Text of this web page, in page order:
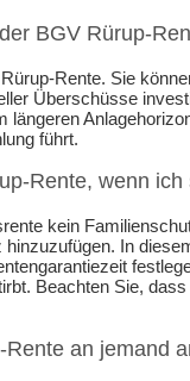
BGV Rürup-
Rente. Sie
Überschüsse
längeren
führt.
Rente, wenn ich
kein
In
Beachten Sie,
an jemand